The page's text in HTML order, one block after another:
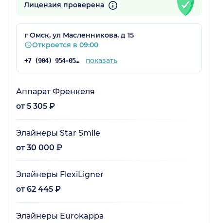
Лицензия проверена
г Омск, ул Масленникова, д 15
Откроется в 09:00
+7 (904) 954-05-46 показать
Аппарат Френкеля
от 5 305 ₽
Элайнеры Star Smile
от 30 000 ₽
Элайнеры FlexiLigner
от 62 445 ₽
Элайнеры Eurokappa